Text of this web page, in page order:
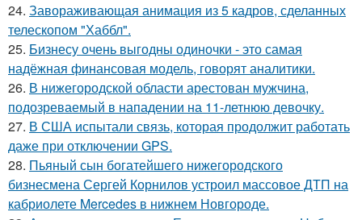
24. Завораживающая анимация из 5 кадров, сделанных
телескопом "Хаббл".
25. Бизнесу очень выгодны одиночки - это самая
надёжная финансовая модель, говорят аналитики.
26. В нижегородской области арестован мужчина,
подозреваемый в нападении на 11-летнюю девочку.
27. В США испытали связь, которая продолжит работать
даже при отключении GPS.
28. Пьяный сын богатейшего нижегородского
бизнесмена Сергей Корнилов устроил массовое ДТП на
кабриолете Mercedes в нижнем Новгороде.